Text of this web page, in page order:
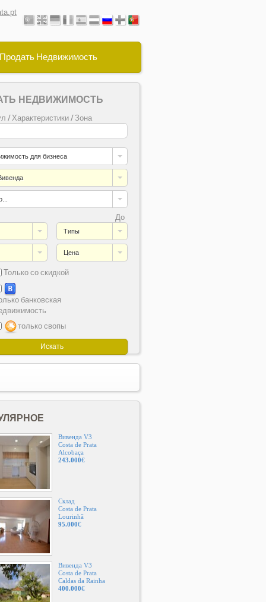
Продать Недвижимость
НЕДВИЖИМОСТЬ
/ Характеристики / Зона
для бизнеса
До
Типы
Цена
Только со скидкой
банковская
только свопы
Вивенда V3
Costa de Prata
Alcobaça
243.000€
Склад
Costa de Prata
Lourinhã
95.000€
Вивенда V3
Costa de Prata
Caldas da Rainha
400.000€